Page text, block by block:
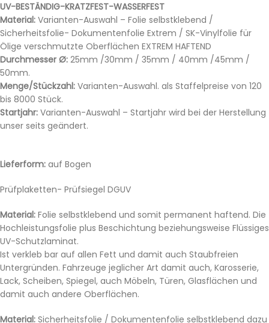
UV-BESTÄNDIG-KRATZFEST-WASSERFEST
Material: Varianten-Auswahl – Folie selbstklebend /
Sicherheitsfolie- Dokumentenfolie Extrem / SK-Vinylfolie für
Ölige verschmutzte Oberflächen EXTREM HAFTEND
Durchmesser Ø: 25mm /30mm / 35mm / 40mm /45mm /
50mm.
Menge/Stückzahl: Varianten-Auswahl. als Staffelpreise von 120
bis 8000 Stück.
Startjahr: Varianten-Auswahl – Startjahr wird bei der Herstellung
unser seits geändert.
Lieferform: auf Bogen
Prüfplaketten- Prüfsiegel DGUV
Material: Folie selbstklebend und somit permanent haftend. Die
Hochleistungsfolie plus Beschichtung beziehungsweise Flüssiges
UV-Schutzlaminat.
Ist verkleb bar auf allen Fett und damit auch Staubfreien
Untergründen. Fahrzeuge jeglicher Art damit auch, Karosserie,
Lack, Scheiben, Spiegel, auch Möbeln, Türen, Glasflächen und
damit auch andere Oberflächen.
Material: Sicherheitsfolie / Dokumentenfolie selbstklebend dazu